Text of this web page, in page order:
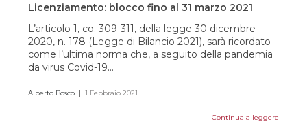
Licenziamento: blocco fino al 31 marzo 2021
L’articolo 1, co. 309-311, della legge 30 dicembre
2020, n. 178 (Legge di Bilancio 2021), sarà ricordato
come l’ultima norma che, a seguito della pandemia
da virus Covid-19...
Alberto Bosco | 1 Febbraio 2021
Continua a leggere